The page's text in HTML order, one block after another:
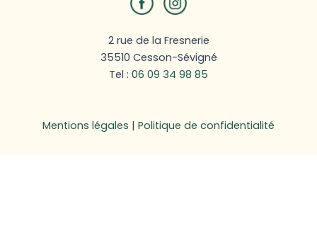
2 rue de la Fresnerie
35510 Cesson-Sévigné
Tel : 06 09 34 98 85
Mentions légales | Politique de confidentialité